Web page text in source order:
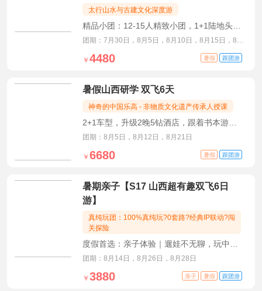
太行山水与古建文化深度游
精品小团：12-15人精致小团，1+1陆地头等
舱
团期：7月30日，8月5日，8月10日，8月15日，8月
20日，8月25日
暑假 跟团游
￥ 4480
暑假山西研学 双飞6天
神奇的中国乐高 - 非物质文化遗产传承人授课
2+1车型，升级2晚5钻酒店，跟着书本游山
西，山西省金牌导游带你走进五千年文化之
旅
团期：8月5日，8月12日，8月21日
暑假 跟团游
￥ 6680
暑期亲子【S17 山西超有趣双飞6日
游】
真纯玩团：100%真纯玩?0套路?经典IP联动?闯
关探险
度假首选：亲子体验｜遛娃不无聊，玩中学
超尽兴
团期：8月14日，8月26日，8月28日
亲子 暑假 跟团游
￥ 3880